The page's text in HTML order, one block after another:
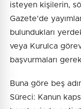
isteyen kişilerin,
Gazete'de
bulundukları
veya Kurulca
başvurmaları
Buna göre beş
Süreci: Kanun